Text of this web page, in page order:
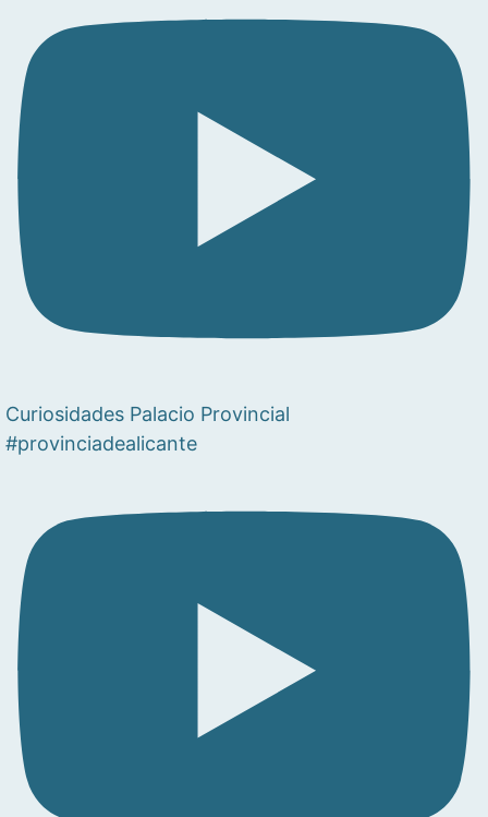
Curiosidades Palacio Provincial
#provinciadealicante